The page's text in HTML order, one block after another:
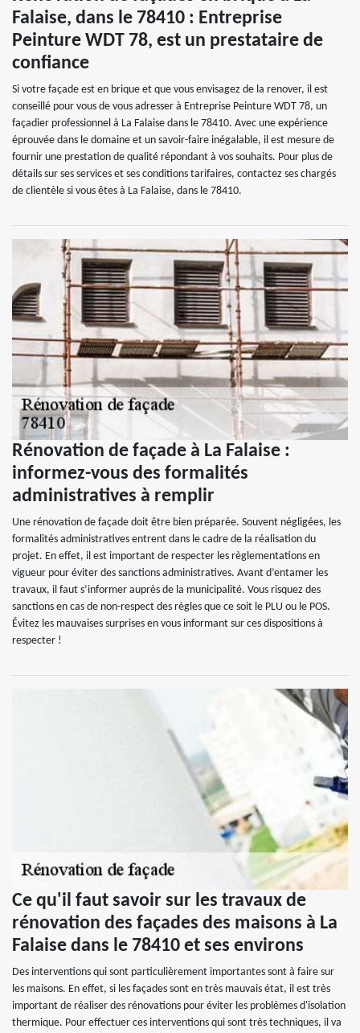
Falaise, dans le 78410 : Entreprise
Peinture WDT 78, est un prestataire de
confiance
Si votre façade est en brique et que vous envisagez de la renover, il est
conseillé pour vous de vous adresser à Entreprise Peinture WDT 78, un
façadier professionnel à La Falaise dans le 78410. Avec une expérience
éprouvée dans le domaine et un savoir-faire inégalable, il est mesure de
fournir une prestation de qualité répondant à vos souhaits. Pour plus de
détails sur ses services et ses conditions tarifaires, contactez ses chargés
de clientèle si vous êtes à La Falaise, dans le 78410.
Rénovation de façade à La Falaise :
informez-vous des formalités
administratives à remplir
Une rénovation de façade doit être bien préparée. Souvent négligées, les
formalités administratives entrent dans le cadre de la réalisation du
projet. En effet, il est important de respecter les règlementations en
vigueur pour éviter des sanctions administratives. Avant d’entamer les
travaux, il faut s’informer auprès de la municipalité. Vous risquez des
sanctions en cas de non-respect des règles que ce soit le PLU ou le POS.
Évitez les mauvaises surprises en vous informant sur ces dispositions à
respecter !
Ce qu'il faut savoir sur les travaux de
rénovation des façades des maisons à La
Falaise dans le 78410 et ses environs
Des interventions qui sont particulièrement importantes sont à faire sur
les maisons. En effet, si les façades sont en très mauvais état, il est très
important de réaliser des rénovations pour éviter les problèmes d'isolation
thermique. Pour effectuer ces interventions qui sont très techniques, il va